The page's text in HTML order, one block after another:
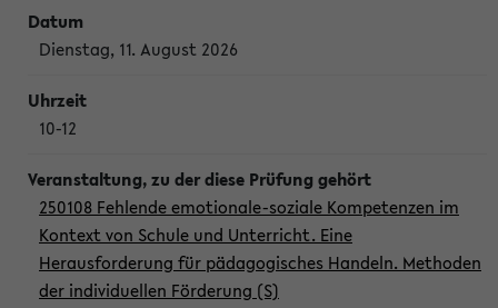
Dienstag, 11. August 2026
10-12
250108 Fehlende emotionale-soziale Kompetenzen im
Kontext von Schule und Unterricht. Eine
Herausforderung für pädagogisches Handeln. Methoden
der individuellen Förderung (S)